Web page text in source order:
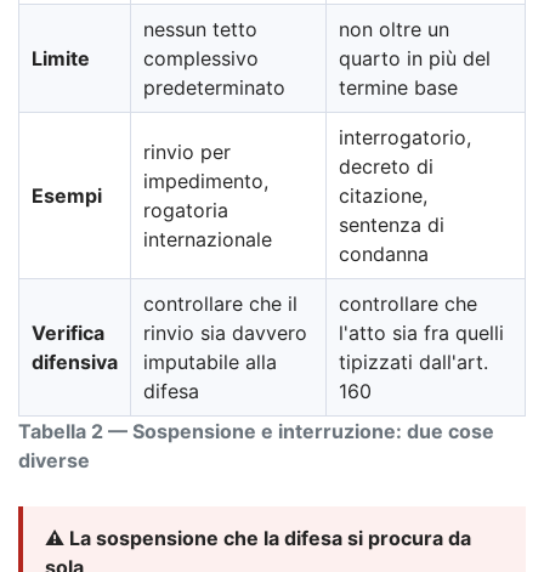
Tabella 2 — Sospensione e interruzione: due cose
diverse
Limite
nessun tetto
complessivo
predeterminato
non oltre un
quarto in più del
termine base
Esempi
rinvio per
impedimento,
rogatoria
internazionale
interrogatorio,
decreto di
citazione,
sentenza di
condanna
Verifica
difensiva
controllare che il
rinvio sia davvero
imputabile alla
difesa
controllare che
l'atto sia fra quelli
tipizzati dall'art.
160
⚠️ La sospensione che la difesa si procura da
sola